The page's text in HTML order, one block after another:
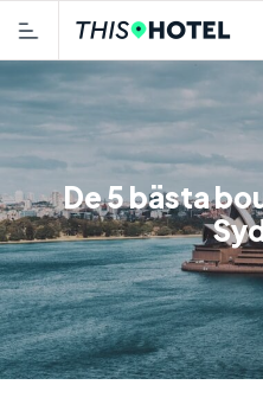
De 5 bästa